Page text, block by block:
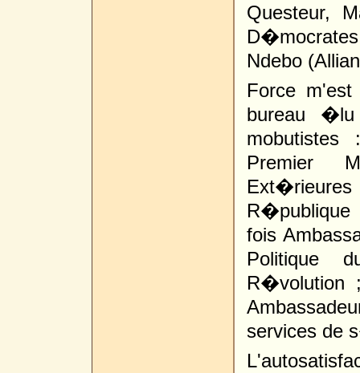
Questeur,
Ndebo
Force
bureau
Premier
R�publique
fois
Politique
R�volution
services de